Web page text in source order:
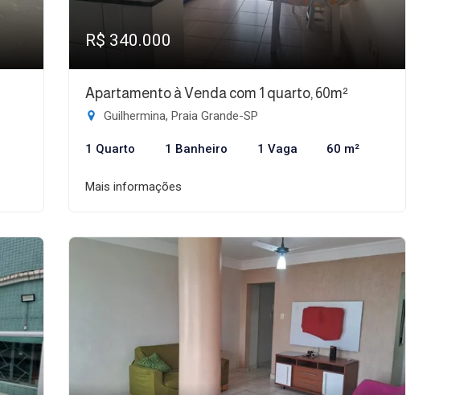
R$ 340.000
Apartamento à Venda com 1 quarto, 60m²
Guilhermina, Praia Grande-SP
1 Quarto 1 Banheiro 1 Vaga 60 m²
Mais informações